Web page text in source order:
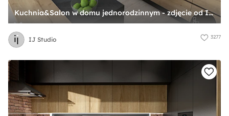
Kuchnia&Salon w domu jednorodzinnym - zdjęcie od IJ Studio
IJ Studio 3277